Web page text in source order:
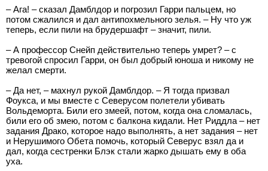
– Ага! – сказал Дамблдор и погрозил Гарри пальцем, но
потом сжалился и дал антипохмельного зелья. – Ну что уж
теперь, если пили на брудершафт – значит, пили.
– А профессор Снейп действительно теперь умрет? – с
тревогой спросил Гарри, он был добрый юноша и никому не
желал смерти.
– Да нет, – махнул рукой Дамблдор. – Я тогда призвал
Фоукса, и мы вместе с Северусом полетели убивать
Вольдеморта. Били его змеей, потом, когда она сломалась,
били его об змею, потом с балкона кидали. Нет Риддла – нет
задания Драко, которое надо выполнять, а нет задания – нет
и Нерушимого Обета помочь, который Северус взял да и
дал, когда сестренки Блэк стали жарко дышать ему в оба
уха.